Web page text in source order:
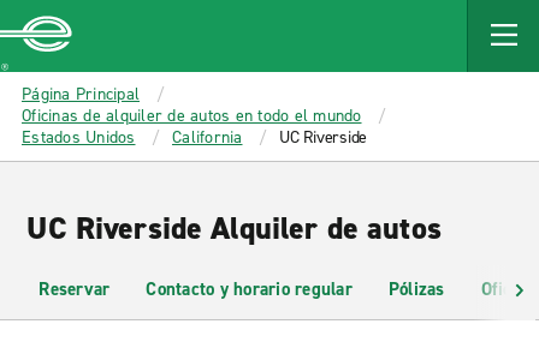
MAIN
CONTENT
Enterprise
Página Principal
Oficinas de alquiler de autos en todo el mundo
Estados Unidos
California UC Riverside
UC Riverside Alquiler de autos
Reservar Contacto y horario regular Pólizas